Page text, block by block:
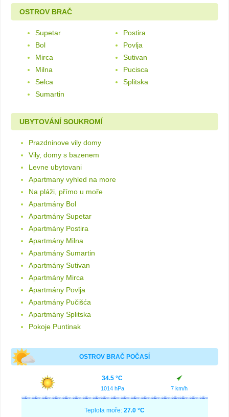
OSTROV BRAČ
Supetar
Postira
Bol
Povlja
Mirca
Sutivan
Milna
Pucisca
Selca
Splitska
Sumartin
UBYTOVÁNÍ SOUKROMÍ
Prazdninove vily domy
Vily, domy s bazenem
Levne ubytovani
Apartmany vyhled na more
Na pláži, přímo u moře
Apartmány Bol
Apartmány Supetar
Apartmány Postira
Apartmány Milna
Apartmány Sumartin
Apartmány Sutivan
Apartmány Mirca
Apartmány Povlja
Apartmány Pučišća
Apartmány Splitska
Pokoje Puntinak
OSTROV BRAČ POČASÍ
34.5 °C
1014 hPa 7 km/h
Teplota moře: 27.0 °C